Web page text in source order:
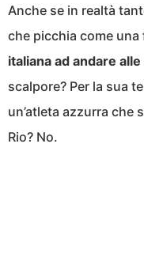
Anche se in realtà
che picchia come una
italiana ad andare
scalpore? Per la sua
un’atleta azzurra che
Rio? No.